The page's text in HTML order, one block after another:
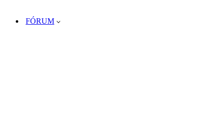
FÓRUM